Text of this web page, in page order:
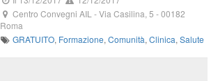
Centro Convegni AIL -Via Casilina, 5 -00182
Roma
GRATUITO, Formazione,Comunità,Clinica,Salute